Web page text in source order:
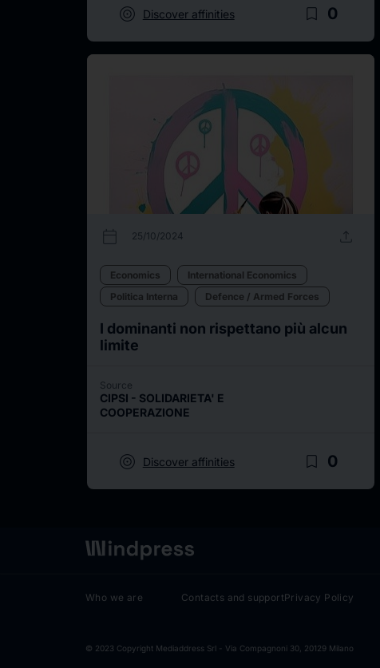
target Discover affinities bookmark_border 0
calendar_today 25/10/2024 upload
Economics
International Economics
Politica Interna
Defence / Armed Forces
I dominanti non rispettano più alcun
limite
Source
CIPSI - SOLIDARIETA' E
COOPERAZIONE
target Discover affinities bookmark_border 0
Who we are Contacts and supportPrivacy Policy
© 2023 Copyright Mediaddress Srl - Via Compagnoni 30, 20129 Milano